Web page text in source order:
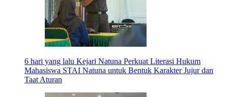
6 hari yang lalu Kejari Natuna Perkuat Literasi Hukum
Mahasiswa STAI Natuna untuk Bentuk Karakter Jujur dan
Taat Aturan